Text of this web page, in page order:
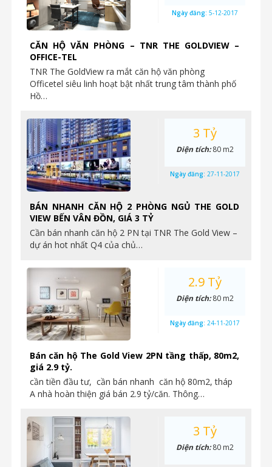
CĂN HỘ VĂN PHÒNG – TNR THE GOLDVIEW –
OFFICE-TEL
TNR The GoldView ra mắt căn hộ văn phòng
Officetel siêu linh hoạt bật nhất trung tâm thành phố
Hồ…
Ngày đăng: 5-12-2017
BÁN NHANH CĂN HỘ 2 PHÒNG NGỦ THE GOLD
VIEW BẾN VÂN ĐỒN, GIÁ 3 TỶ
Cần bán nhanh căn hộ 2 PN tại TNR The Gold View –
dự án hot nhất Q4 của chủ…
3 Tỷ
Diện tích:80 m2
Ngày đăng: 27-11-2017
Bán căn hộ The Gold View 2PN tầng thấp, 80m2,
giá 2.9 tỷ.
cần tiền đầu tư, cần bán nhanh căn hộ 80m2, tháp
A nhà hoàn thiện giá bán 2.9 tỷ/căn. Thông…
2.9 Tỷ
Diện tích:80 m2
Ngày đăng: 24-11-2017
3 Tỷ
Diện tích:80 m2